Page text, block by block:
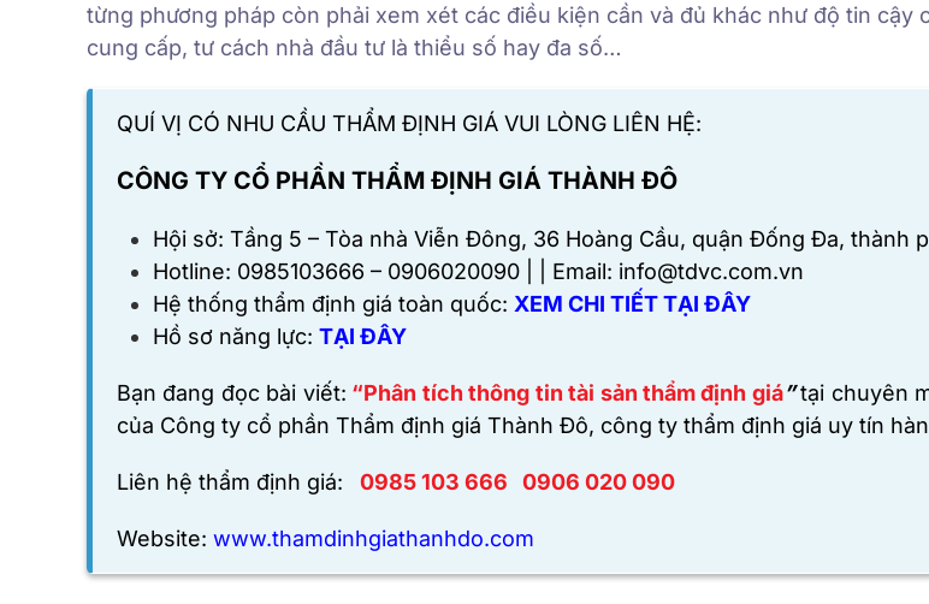
từng phương pháp còn phải xem xét các điều kiện cần và đủ khác như độ tin cậy
cung cấp, tư cách nhà đầu tư là thiểu số hay đa số…
QUÍ VỊ CÓ NHU CẦU THẨM ĐỊNH GIÁ VUI LÒNG LIÊN HỆ:
CÔNG TY CỔ PHẦN THẨM ĐỊNH GIÁ THÀNH ĐÔ
Hội sở: Tầng 5 – Tòa nhà Viễn Đông, 36 Hoàng Cầu, quận Đống Đa, thành
Hotline: 0985103666 – 0906020090 | | Email: info@tdvc.com.vn
Hệ thống thẩm định giá toàn quốc: XEM CHI TIẾT TẠI ĐÂY
Hồ sơ năng lực: TẠI ĐÂY
Bạn đang đọc bài viết: “Phân tích thông tin tài sản thẩm định giá” tại chuyên
của Công ty cổ phần Thẩm định giá Thành Đô, công ty thẩm định giá uy tín
Liên hệ thẩm định giá: 0985 103 666 0906 020 090
Website: www.thamdinhgiathanhdo.com